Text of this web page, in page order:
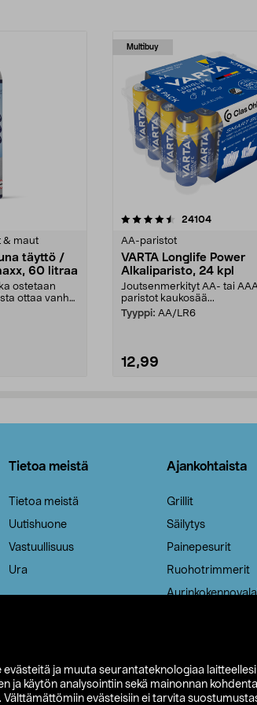
evästeitä ja muuta seurantateknologiaa laitteellesi
ja käytön analysointiin sekä mainonnan
evästeisiin ei tarvita
& maut
täyttö /
60 litraa
ostetaan
ottaa vanha
Multibuy
24104arvostelut
AA-paristot
VARTA Longlife Power
Alkaliparisto, 24 kpl
Joutsenmerkityt AA- tai
paristot kaukosää...
Tyyppi: AA/LR6
12,99
4.5viidestä
Tietoa meistä
Tietoa meistä
Uutishuone
Vastuullisuus
Ura
Ajankohtaista
Grillit
Säilytys
Painepesurit
Ruohotrimmerit